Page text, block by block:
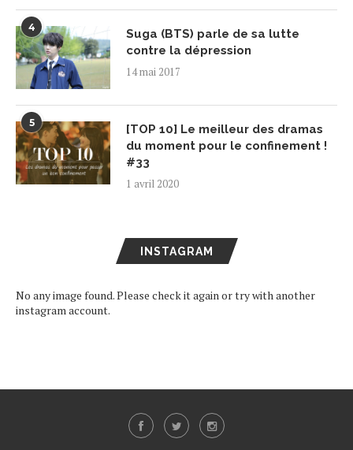
4
Suga (BTS) parle de sa lutte
contre la dépression
14 mai 2017
5
[TOP 10] Le meilleur des dramas
du moment pour le confinement !
#33
1 avril 2020
INSTAGRAM
No any image found. Please check it again or try with another
instagram account.